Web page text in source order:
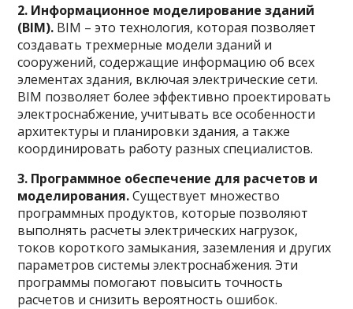
2. Информационное моделирование зданий
(BIM). BIM – это технология, которая позволяет
создавать трехмерные модели зданий и
сооружений, содержащие информацию об всех
элементах здания, включая электрические сети.
BIM позволяет более эффективно проектировать
электроснабжение, учитывать все особенности
архитектуры и планировки здания, а также
координировать работу разных специалистов.
3. Программное обеспечение для расчетов и
моделирования.Существует множество
программных продуктов, которые позволяют
выполнять расчеты электрических нагрузок,
токов короткого замыкания, заземления и других
параметров системы электроснабжения. Эти
программы помогают повысить точность
расчетов и снизить вероятность ошибок.